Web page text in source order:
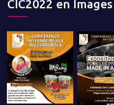
CIC2022 en Images